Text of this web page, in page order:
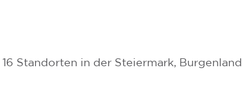
Standorten in der Steiermark, Burgenland